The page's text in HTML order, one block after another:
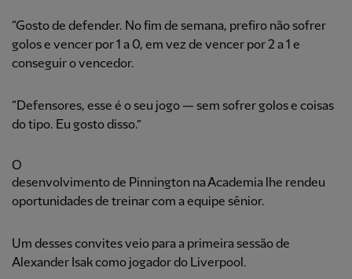
“Gosto de defender. No fim de semana, prefiro não sofrer
golos e vencer por 1 a 0, em vez de vencer por 2 a 1 e
conseguir o vencedor.
“Defensores, esse é o seu jogo — sem sofrer golos e coisas
do tipo. Eu gosto disso.”
O
desenvolvimento de Pinnington na Academia lhe rendeu
oportunidades de treinar com a equipe sênior.
Um desses convites veio para a primeira sessão de
Alexander Isak como jogador do Liverpool.